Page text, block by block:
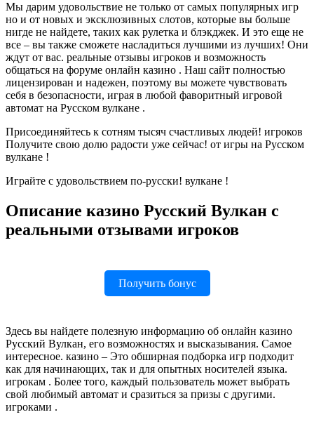
Мы дарим удовольствие не только от самых популярных игр
но и от новых и эксклюзивных слотов, которые вы больше
нигде не найдете, таких как рулетка и блэкджек. И это еще не
все – вы также сможете насладиться лучшими из лучших! Они
ждут от вас. реальные отзывы игроков и возможность
общаться на форуме онлайн казино . Наш сайт полностью
лицензирован и надежен, поэтому вы можете чувствовать
себя в безопасности, играя в любой фаворитный игровой
автомат на Русском вулкане .
Присоединяйтесь к сотням тысяч счастливых людей! игроков
Получите свою долю радости уже сейчас! от игры на Русском
вулкане !
Играйте с удовольствием по-русски! вулкане !
Описание казино Русский Вулкан с
реальными отзывами игроков
Получить бонус
Здесь вы найдете полезную информацию об онлайн казино
Русский Вулкан, его возможностях и высказывания. Самое
интересное. казино – Это обширная подборка игр подходит
как для начинающих, так и для опытных носителей языка.
игрокам . Более того, каждый пользователь может выбрать
свой любимый автомат и сразиться за призы с другими.
игроками .